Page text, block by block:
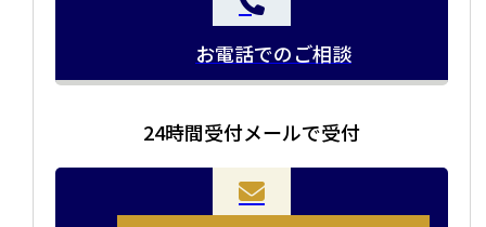
お電話でのご相談
24時間受付メールで受付